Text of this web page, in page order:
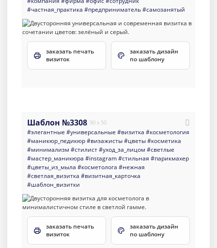
#частная_практика #предприниматель#самозанятый
заказать печать
визиток
заказать дизайн
по шаблону
Шаблон №3308 90 x 50
#элегантные #универсальные #визитка #косметология
#маникюр_педикюр#визажисты#цветы#косметика
#минимализм #стилист#уход_за_лицом #светлые
#мастер_маникюра #instagram#стильная #парикмахер
#цветы_из_мыла #косметолога #нежная
#светлая_визитка #визитная_карточка
#шаблон_визитки
заказать печать
визиток
заказать дизайн
по шаблону